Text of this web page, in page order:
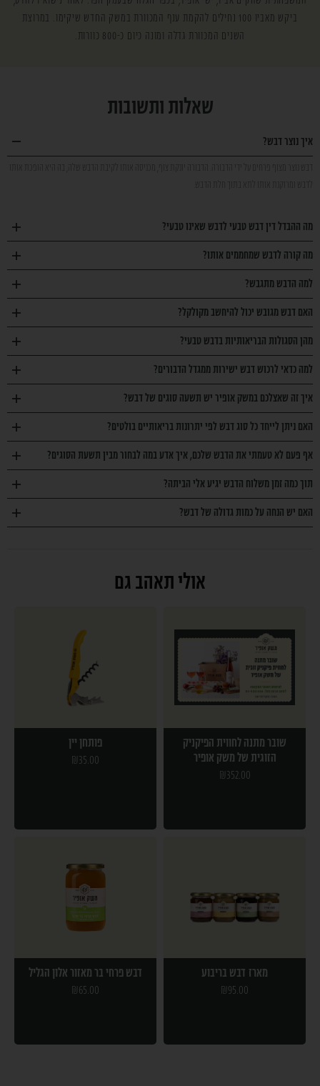
ביקש מאביו 100 נחילים להקמת ענף המכוורת במשק החדש שיקימו. במרוצת
השנים המכוורת גדלה ומונה כיום כ-800 כוורות.
שאלות ותשובות
איך נוצר דבש?
מה ההבדל דין דבש טבעי לדבש שאינו טבעי?
מה קורה לדבש שמחממים אותו?
למה הדבש מתגבש?
האם דבש מגובש יכול להיחשב מקולקל?
מהן הסגולות הבריאותיות בדבש טבעי?
למה כדאי לרכוש דבש ישירות ממגדל הדבורים?
איך זה שאצלכם במשק אופיר יש תשעה סוגים של דבש?
האם ניתן לייחד כל סוג דבש לפי יתרונות בריאותיים בולטים?
אף פעם לא טעמתי את הדבש שלכם, איך אדע במה לבחור מבין תשעת הסוגים?
תוך כמה זמן משלוח הדבש יגיע אלי הביתה?
האם יש הנחה על כמות גדולה של דבש?
אולי תאהב גם
שובר מתנה לחווית הפיקניק
הזוגית של משק אופיר
₪352.00
פותחן יין
₪35.00
מארז דבש בריבוע
₪95.00
דבש פרחי בר מאזור אלון הגליל
₪65.00